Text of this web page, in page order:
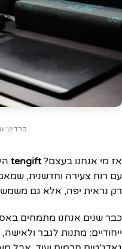
קרדיט: thiago japyassu
אז מי אנחנו בעצם?tengift
עם רוח צעירה וחדשנית,
רק נראית יפה, אלא גם
כבר שנים אנחנו מתמחים
ייחודיים: מתנות לגבר